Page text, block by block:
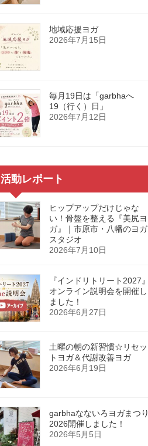
地域応援ヨガ
2026年7月15日
毎月19日は「garbhaへ
19（行く）日」
2026年7月12日
活動レポート
ヒップアップだけじゃな
い！骨盤を整える『美尻ヨ
ガ』｜市原市・八幡のヨガ
スタジオ
2026年7月10日
『インドリトリート2027』
オンライン説明会を開催し
ました！
2026年6月27日
土曜の朝の新習慣☆リセッ
トヨガ＆代謝改善ヨガ
2026年6月19日
garbhaなないろヨガまつり
2026開催しました！
2026年5月5日